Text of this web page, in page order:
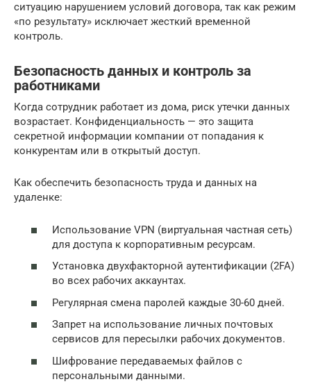
ситуацию нарушением условий договора, так как режим
«по результату» исключает жесткий временной
контроль.
Безопасность данных и контроль за
работниками
Когда сотрудник работает из дома, риск утечки данных
возрастает. Конфиденциальность — это защита
секретной информации компании от попадания к
конкурентам или в открытый доступ.
Как обеспечить безопасность труда и данных на
удаленке:
Использование VPN (виртуальная частная сеть)
для доступа к корпоративным ресурсам.
Установка двухфакторной аутентификации (2FA)
во всех рабочих аккаунтах.
Регулярная смена паролей каждые 30-60 дней.
Запрет на использование личных почтовых
сервисов для пересылки рабочих документов.
Шифрование передаваемых файлов с
персональными данными.